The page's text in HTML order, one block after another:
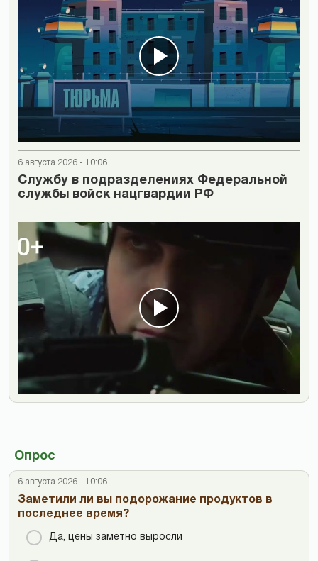
6 августа 2026 - 10:06
Cлужбу в подразделениях Федеральной
службы войск нацгвардии РФ
Опрос
6 августа 2026 - 10:06
Заметили ли вы подорожание продуктов в
последнее время?
Да, цены заметно выросли